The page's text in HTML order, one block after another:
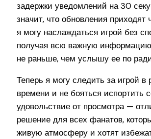
задержки уведомлений на 30
значит, что обновления приходят
я могу наслаждаться игрой без
получая всю важную
не раньше, чем услышу ее по
Теперь я могу следить за игрой в
времени и не бояться испортить
удовольствие от просмотра —
решение для всех фанатов,
живую атмосферу и хотят